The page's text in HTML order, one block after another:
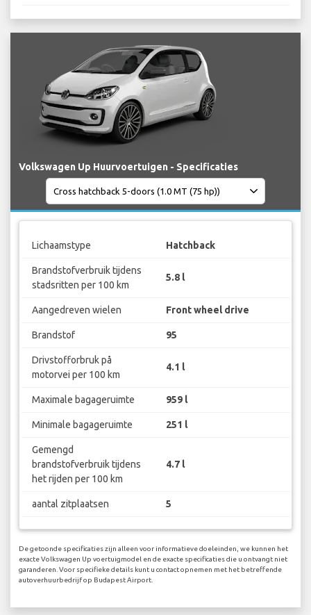
Volkswagen Up Huurvoertuigen - Specificaties
Lichaamstype Hatchback
Brandstofverbruik tijdens
stadsritten per 100 km
5.8 l
Aangedreven wielen Front wheel drive
Brandstof 95
Drivstofforbruk på
motorvei per 100 km
4.1 l
Maximale bagageruimte 959 l
Minimale bagageruimte 251 l
Gemengd
brandstofverbruik tijdens
het rijden per 100 km
4.7 l
aantal zitplaatsen 5
De getoonde specificaties zijn alleen voor informatieve doeleinden, we kunnen het
exacte Volkswagen Up voertuigmodel en de exacte specificaties die u ontvangt niet
garanderen. Voor specifieke details kunt u contact opnemen met het betreffende
autoverhuurbedrijf op Budapest Airport.